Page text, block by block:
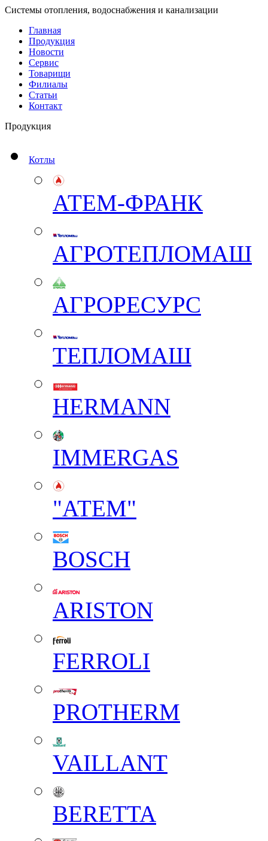
Системы отопления, водоснабжения и канализации
Главная
Продукция
Новости
Сервис
Товарищи
Филиалы
Статьи
Контакт
Продукция
Котлы
АТЕМ-ФРАНК
АГРОТЕПЛОМАШ
АГРОРЕСУРС
ТЕПЛОМАШ
HERMANN
IMMERGAS
"АТЕМ"
BOSCH
ARISTON
FERROLI
PROTHERM
VAILLANT
BERETTA